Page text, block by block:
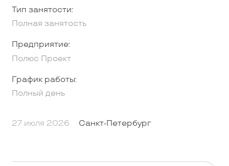
Тип занятости:
Полная занятость
Предприятие:
Полюс Проект
График работы:
Полный день
27 июля 2026 Санкт-Петербург